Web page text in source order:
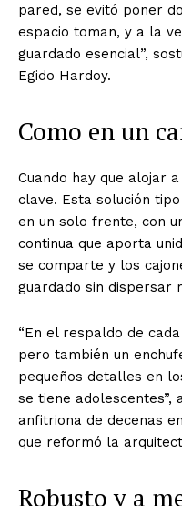
pared, se evitó poner
espacio toman, y a la
guardado esencial”,
Egido Hardoy.
Como en un
Cuando hay que alojar
clave. Esta solución
en un solo frente, con
continua que aporta
se comparte y los
guardado sin dispersar
“En el respaldo de
pero también un
pequeños detalles en
se tiene
anfitriona de decenas
que reformó la
Robusto y a